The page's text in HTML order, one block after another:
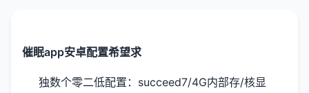
催眠app安卓配置希望求
​独数个零二低配置​ ​：succeed7/4G内部存/核显